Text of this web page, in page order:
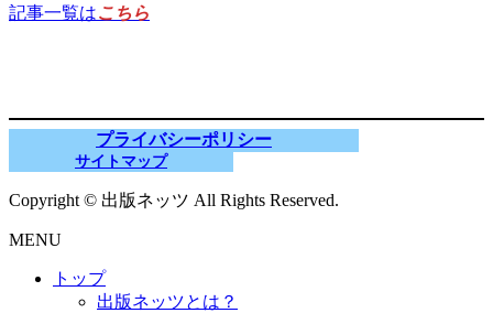
記事一覧はこちら
プライバシーポリシー
サイトマップ
Copyright © 出版ネッツ All Rights Reserved.
MENU
トップ
出版ネッツとは？